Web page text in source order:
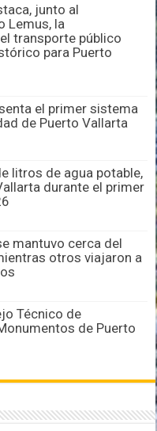
junto al
Lemus, la
transporte público
para Puerto
el primer sistema
de Puerto Vallarta
litros de agua potable,
durante el primer
mantuvo cerca del
otros viajaron a
Técnico de
de Puerto